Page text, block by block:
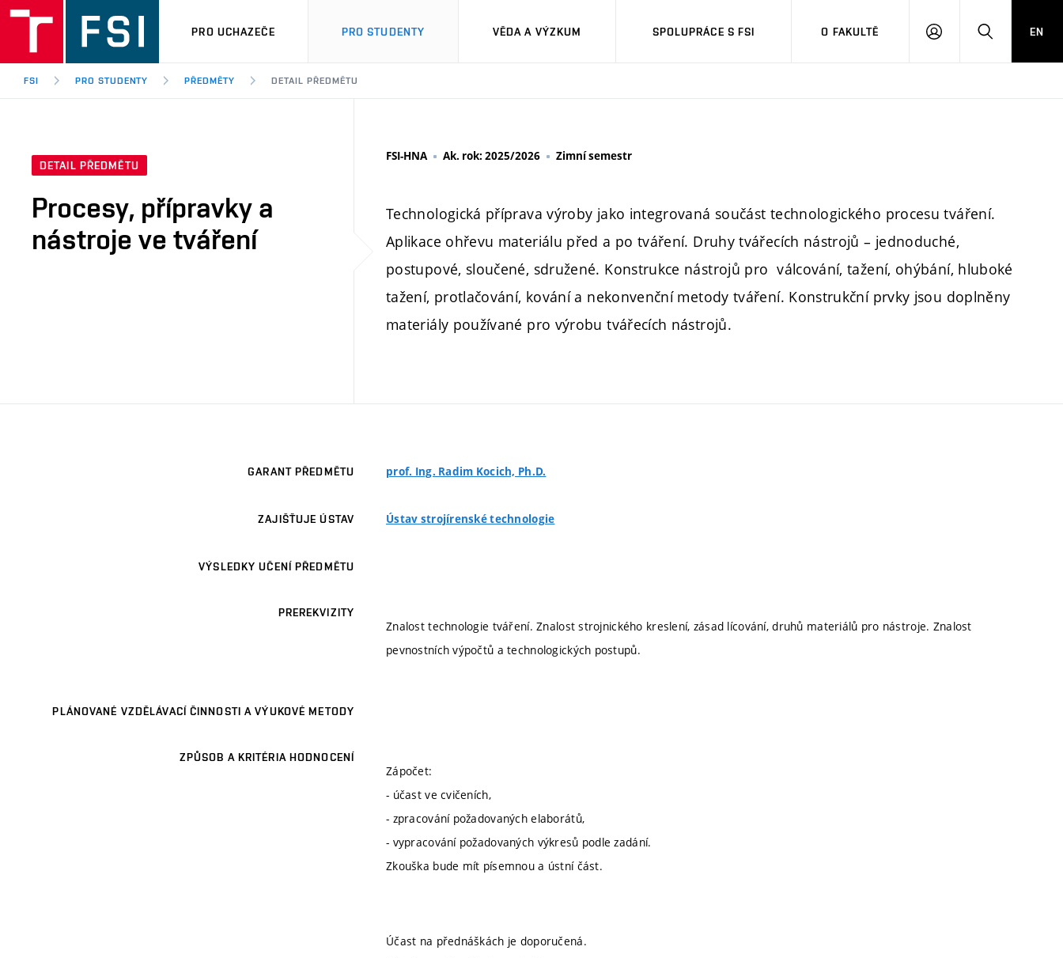
PRO UCHAZEČE PRO STUDENTY VĚDA A VÝZKUM SPOLUPRÁCE S FSI O FAKULTĚ
PŘIHLÁŠENÍHLEDAT
EN
FSI PRO STUDENTY PŘEDMĚTY DETAIL PŘEDMĚTU
DETAIL PŘEDMĚTU
Procesy, přípravky a
nástroje ve tváření
FSI-HNA Ak. rok: 2025/2026 Zimní semestr
Technologická příprava výroby jako integrovaná součást technologického procesu tváření.
Aplikace ohřevu materiálu před a po tváření. Druhy tvářecích nástrojů – jednoduché,
postupové, sloučené, sdružené. Konstrukce nástrojů pro válcování, tažení, ohýbání, hluboké
tažení, protlačování, kování a nekonvenční metody tváření. Konstrukční prvky jsou doplněny
materiály používané pro výrobu tvářecích nástrojů.
GARANT PŘEDMĚTU prof. Ing. Radim Kocich, Ph.D.
ZAJIŠŤUJE ÚSTAV Ústav strojírenské technologie
VÝSLEDKY UČENÍ PŘEDMĚTU
PREREKVIZITY
Znalost technologie tváření. Znalost strojnického kreslení, zásad lícování, druhů materiálů pro nástroje. Znalost
pevnostních výpočtů a technologických postupů.
PLÁNOVANÉ VZDĚLÁVACÍ ČINNOSTI A VÝUKOVÉ METODY
ZPŮSOB A KRITÉRIA HODNOCENÍ
Zápočet:
- účast ve cvičeních,
- zpracování požadovaných elaborátů,
- vypracování požadovaných výkresů podle zadání.
Zkouška bude mít písemnou a ústní část.
Účast na přednáškách je doporučená.